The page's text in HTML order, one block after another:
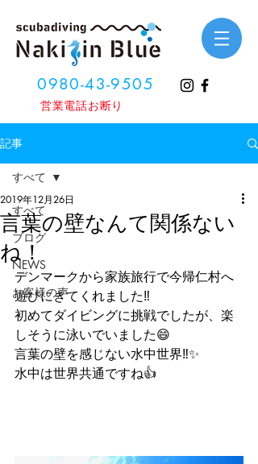
0980-43-9505
​営業電話お断り
記事
すべて
ブログ
NEWS
お客様の声
すべて
言葉の壁なんて関係ない
ね！
2019年12月26日
デンマークから家族旅行で今帰仁村へ
遊びにきてくれました‼️
初めてダイビングに挑戦でしたが、楽
しそうに泳いでいました😄
言葉の壁を感じない水中世界‼️✨
水中は世界共通ですね👍